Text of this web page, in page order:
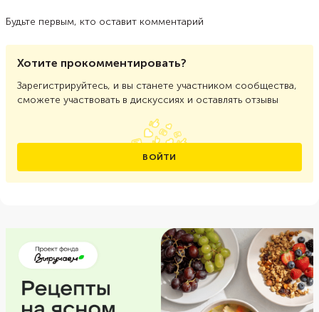
Будьте первым, кто оставит комментарий
Хотите прокомментировать?
Зарегистрируйтесь, и вы станете участником сообщества,
сможете участвовать в дискуссиях и оставлять отзывы
ВОЙТИ